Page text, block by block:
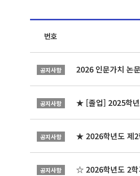
번호
공지사항 2026 인문가치 논
공지사항 ★ [졸업] 2025학년
공지사항 ★ 2026학년도 제2
공지사항 ☆ 2026학년도 2학